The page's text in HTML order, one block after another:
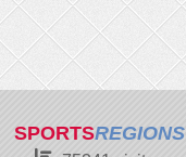
SPORTSREGIONS